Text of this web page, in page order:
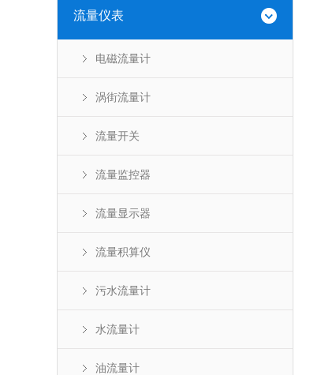
流量仪表
电磁流量计
涡街流量计
流量开关
流量监控器
流量显示器
流量积算仪
污水流量计
水流量计
油流量计